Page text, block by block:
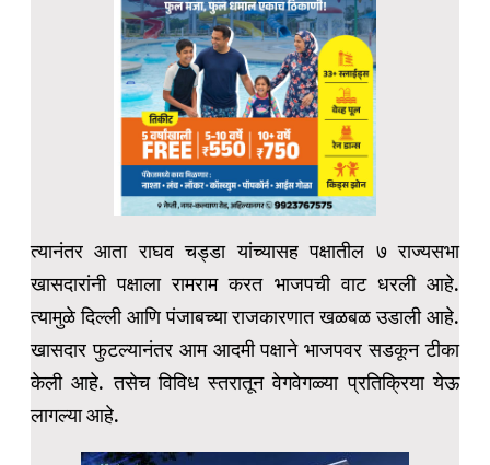
त्यानंतर आता राघव चड्डा यांच्यासह पक्षातील ७ राज्यसभा
खासदारांनी पक्षाला रामराम करत भाजपची वाट धरली आहे.
त्यामुळे दिल्ली आणि पंजाबच्या राजकारणात खळबळ उडाली आहे.
खासदार फुटल्यानंतर आम आदमी पक्षाने भाजपवर सडकून टीका
केली आहे. तसेच विविध स्तरातून वेगवेगळ्या प्रतिक्रिया येऊ
लागल्या आहे.